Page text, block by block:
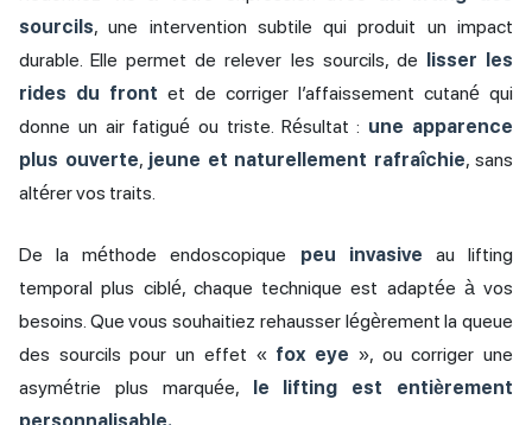
sourcils, une intervention subtile qui produit un impact
durable. Elle permet de relever les sourcils, de lisser les
rides du front et de corriger l’affaissement cutané qui
donne un air fatigué ou triste. Résultat : une apparence
plus ouverte, jeune et naturellement rafraîchie, sans
altérer vos traits.
De la méthode endoscopique peu invasive au lifting
temporal plus ciblé, chaque technique est adaptée à vos
besoins. Que vous souhaitiez rehausser légèrement la queue
des sourcils pour un effet « fox eye », ou corriger une
asymétrie plus marquée, le lifting est entièrement